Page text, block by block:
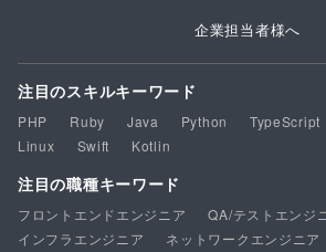
企業担当者様へ
注目のスキルキーワード
PHP Ruby Java Python TypeScript
Linux
Swift Kotlin
注目の職種キーワード
フロントエンドエンジニア
QA/テストエンジ
インフラエンジニア
ネットワークエンジニア